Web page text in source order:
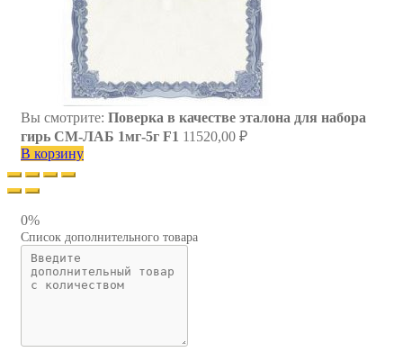
Вы смотрите: Поверка в качестве эталона для набора
гирь СМ-ЛАБ 1мг-5г F1 11520,00 ₽
В корзину
0%
Список дополнительного товара